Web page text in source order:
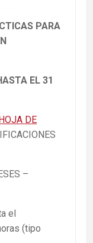
PARA
EL 31
DE
–
el
(tipo